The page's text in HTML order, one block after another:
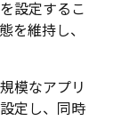
設定するこ
を維持し、
模なアプリ
定し、同時